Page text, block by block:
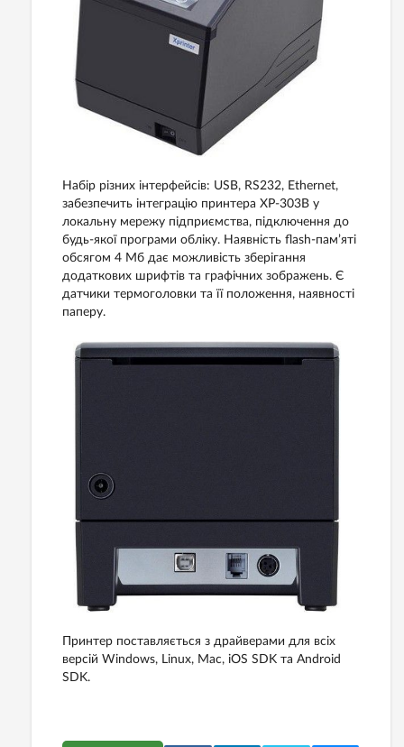
Набір різних інтерфейсів: USB, RS232, Ethernet,
забезпечить інтеграцію принтера XP-303B у
локальну мережу підприємства, підключення до
будь-якої програми обліку. Наявність flash-пам’яті
обсягом 4 Мб дає можливість зберігання
додаткових шрифтів та графічних зображень. Є
датчики термоголовки та її положення, наявності
паперу.
Принтер поставляється з драйверами для всіх
версій Windows, Linux, Mac, iOS SDK та Android
SDK.